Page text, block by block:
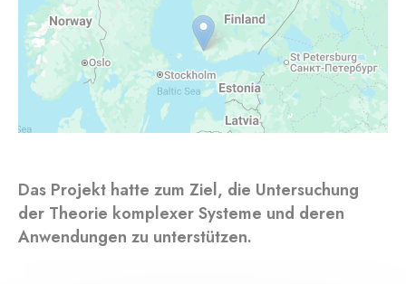
Das Projekt hatte zum Ziel, die Untersuchung
der Theorie komplexer Systeme und deren
Anwendungen zu unterstützen.